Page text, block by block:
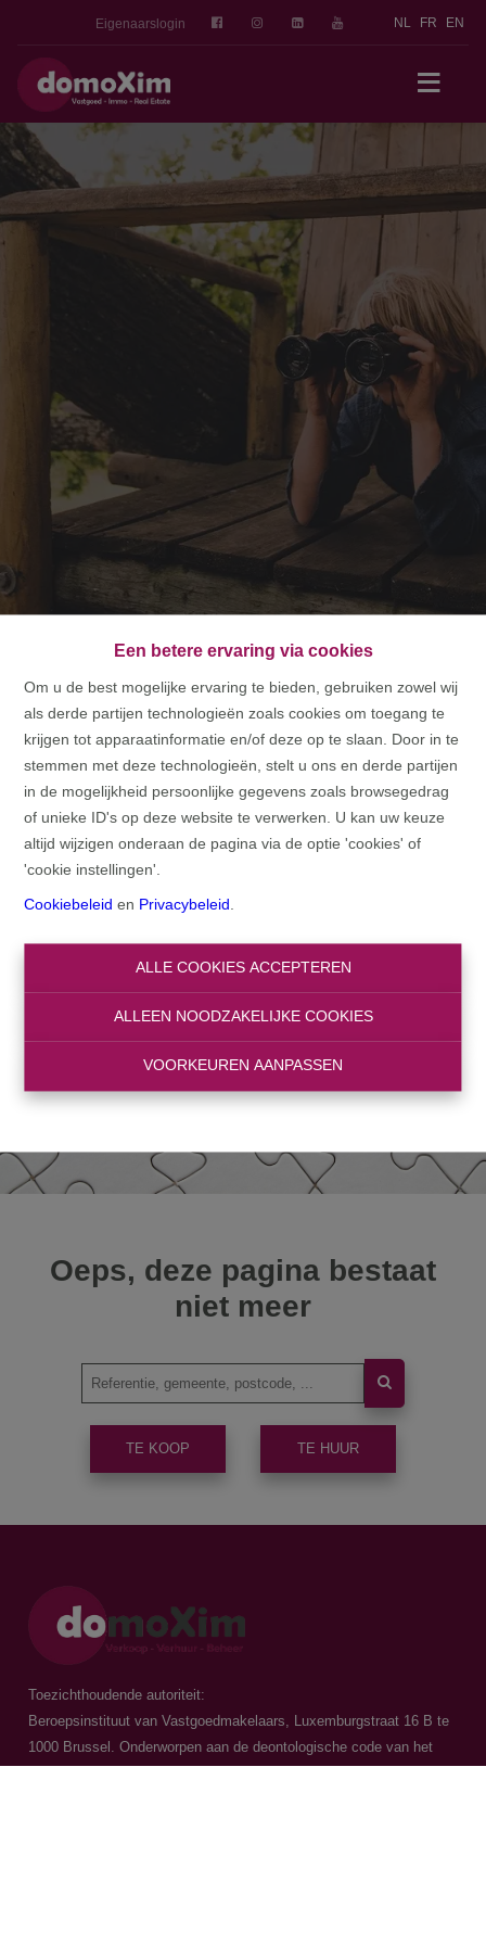
Een betere ervaring via cookies
Om u de best mogelijke ervaring te bieden, gebruiken zowel wij
als derde partijen technologieën zoals cookies om toegang te
krijgen tot apparaatinformatie en/of deze op te slaan. Door in te
stemmen met deze technologieën, stelt u ons en derde partijen
in de mogelijkheid persoonlijke gegevens zoals browsegedrag
of unieke ID's op deze website te verwerken. U kan uw keuze
altijd wijzigen onderaan de pagina via de optie 'cookies' of
'cookie instellingen'.
Cookiebeleid en Privacybeleid
ALLE COOKIES ACCEPTEREN
ALLEEN NOODZAKELIJKE COOKIES
VOORKEUREN AANPASSEN
Eigenaarslogin NL FR EN
HOME
HOME
Oeps, deze pagina bestaat
niet meer
TE KOOP TE HUUR
Toezichthoudende autoriteit:
Beroepsinstituut van Vastgoedmakelaars, Luxemburgstraat 16 B te
1000 Brussel. Onderworpen aan de deontologische code van het